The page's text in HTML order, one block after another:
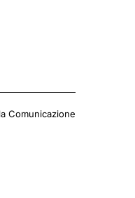
Comunicazione